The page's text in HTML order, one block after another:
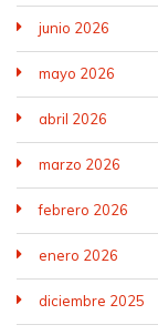
junio 2026
mayo 2026
abril 2026
marzo 2026
febrero 2026
enero 2026
diciembre 2025